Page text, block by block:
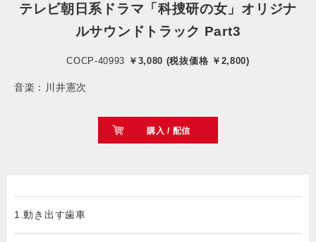
テレビ朝日系ドラマ「科捜研の女」オリジナ
ルサウンドトラック Part3
COCP-40993 ￥3,080 (税抜価格 ￥2,800)
音楽：川井憲次
購入 / 配信
1.動き出す歯車